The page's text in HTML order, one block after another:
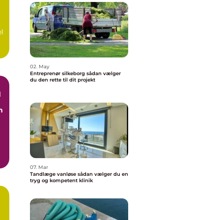
02. May
Entreprenør silkeborg sådan vælger
du den rette til dit projekt
07. Mar
Tandlæge vanløse sådan vælger du en
tryg og kompetent klinik